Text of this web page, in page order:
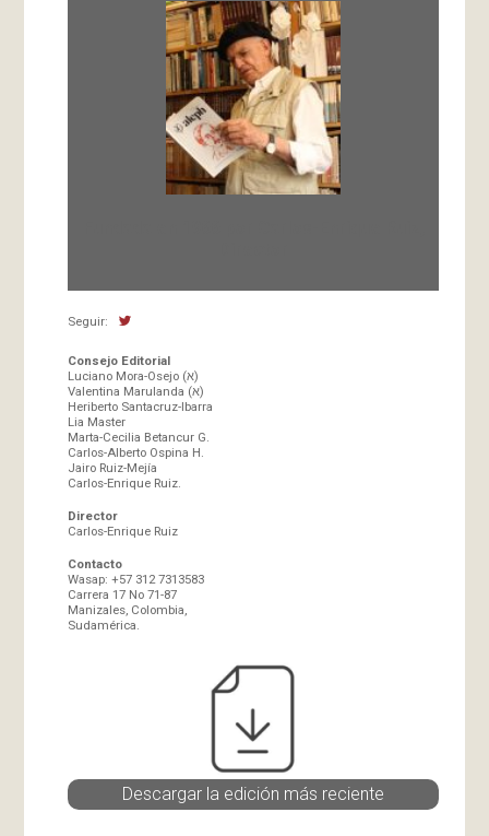
Seguir:
Consejo Editorial
Luciano Mora-Osejo (א)
Valentina Marulanda (א)
Heriberto Santacruz-Ibarra
Lia Master
Marta-Cecilia Betancur G.
Carlos-Alberto Ospina H.
Jairo Ruiz-Mejía
Carlos-Enrique Ruiz.
Director
Carlos-Enrique Ruiz
Contacto
Wasap: +57 312 7313583
Carrera 17 No 71-87
Manizales, Colombia,
Sudamérica.
Descargar la edición más reciente